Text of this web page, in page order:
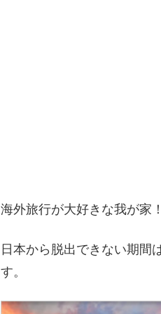
海外旅行が大好きな我が家！
日本から脱出できない期間
す。